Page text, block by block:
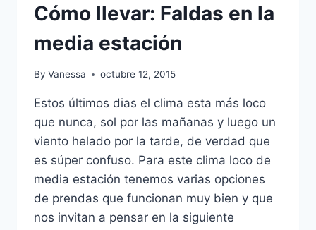
Cómo llevar: Faldas en la
media estación
By Vanessa octubre 12, 2015
Estos últimos dias el clima esta más loco
que nunca, sol por las mañanas y luego un
viento helado por la tarde, de verdad que
es súper confuso. Para este clima loco de
media estación tenemos varias opciones
de prendas que funcionan muy bien y que
nos invitan a pensar en la siguiente